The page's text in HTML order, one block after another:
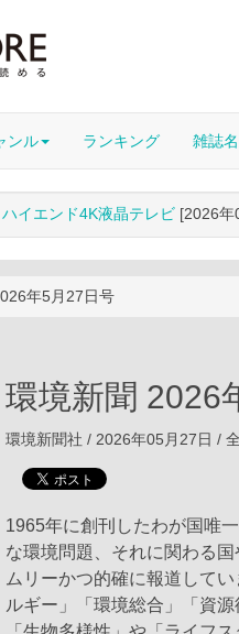
ンル ランキング 雑誌
イエンド4K液晶テレビ [2026年
年5月27日号
環境新聞 2026
環境新聞社 / 2026年05月27日 /
1965年に創刊したわが国唯
な環境問題、それに関わる
ムリーかつ的確に報道して
ルギー」「環境総合」「資